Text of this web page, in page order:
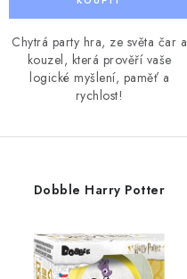
Chytrá party hra, ze světa čar a
kouzel, která prověří vaše
logické myšlení, paměť a
rychlost!
Dobble Harry Potter